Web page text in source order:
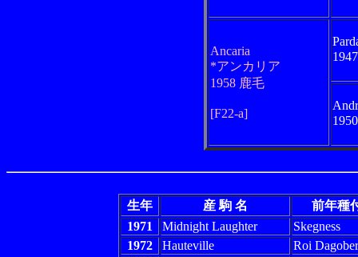
Ancaria
*アンカリア
1958 鹿毛
[F22-a]
生年 産 駒 名
前年種
1971
Midnight Laughter
Skegness
1972
Hauteville
Roi